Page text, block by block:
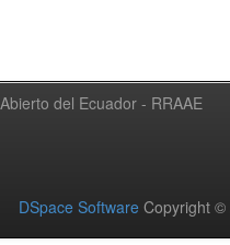
del Ecuador - RRAAE
DSpace Software Copyright ©